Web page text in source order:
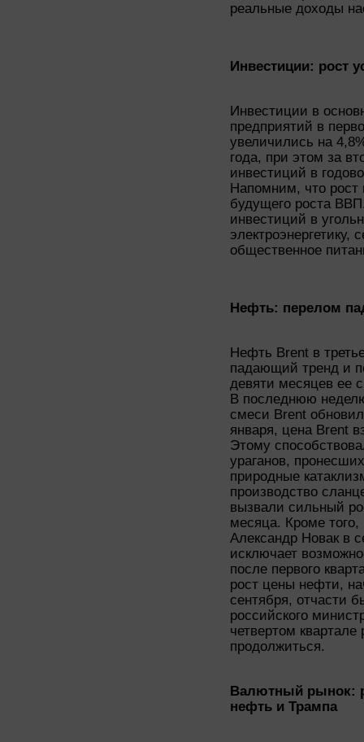
реальные доходы
Инвестиции: рост
Инвестиции в
предприятий в
увеличились на
года, при этом за
инвестиций в
Напомним, что рост
будущего роста
инвестиций в
электроэнергетику,
общественное
Нефть: перелом
Нефть Brent в
падающий тренд и
девяти месяцев ее
В последнюю
смеси Brent
января, цена Brent
Этому
ураганов,
природные
производство
вызвали сильный
месяца. Кроме
Александр Новак в
исключает
после первого
рост цены нефти,
сентября, отчасти
российского
четвертом
продолжиться.
Валютный рынок:
нефть и Трампа